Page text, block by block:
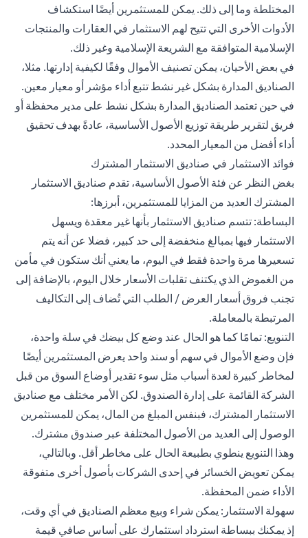
المختلطة وما إلى ذلك. يمكن للمستثمرين أيضًا استكشاف
الأدوات الأخرى التي تتيح لهم الاستثمار في العقارات والمنتجات
الإسلامية المتوافقة مع الشريعة الإسلامية وغير ذلك.
في بعض الأحيان، يمكن تصنيف الأموال وفقًا لكيفية إدارتها. مثلا،
الصناديق المدارة بشكل غير نشط تتبع أداء مؤشر أو معيار معين.
في حين تعتمد الصناديق المدارة بشكل نشط على مدير محفظة أو
فريق لتقرير طريقة توزيع الأصول الأساسية، عادةً بهدف تحقيق
أداء أفضل من المعيار المحدد.
فوائد الاستثمار في صناديق الاستثمار المشترك
بغض النظر عن فئة الأصول الأساسية، تقدم صناديق الاستثمار
المشترك العديد من المزايا للمستثمرين، أبرزها:
البساطة: تتسم صناديق الاستثمار بأنها غير معقدة ويسهل
الاستثمار فيها بمبالغ منخفضة إلى حد كبير، فضلا عن أنه يتم
تسعيرها مرة واحدة فقط في اليوم، ما يعني أنك ستكون في مأمن
من الغموض الذي يكتنف تقلبات الأسعار خلال اليوم، بالإضافة إلى
تجنب فروق أسعار العرض / الطلب التي تُضاف إلى التكاليف
المرتبطة بالمعاملة.
التنويع: تمامًا كما هو الحال عند وضع كل بيضك في سلة واحدة،
فإن وضع الأموال في سهم أو سند واحد يعرض المستثمرين أيضًا
لمخاطر كبيرة لعدة أسباب مثل سوء تقدير أوضاع السوق من قبل
الشركة القائمة على إدارة الصندوق. لكن الأمر مختلف مع صناديق
الاستثمار المشترك، فبنفس المبلغ من المال، يمكن للمستثمرين
الوصول إلى العديد من الأصول المختلفة عبر صندوق مشترك.
وهذا التنويع ينطوي بطبيعة الحال على مخاطر أقل. وبالتالي،
يمكن تعويض الخسائر في إحدى الشركات بأصول أخرى متفوقة
الأداء ضمن المحفظة.
سهولة الاستثمار: يمكن شراء وبيع معظم الصناديق في أي وقت،
إذ يمكنك ببساطة استرداد استثمارك على أساس صافي قيمة